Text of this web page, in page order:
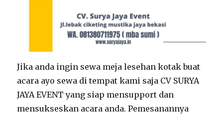
Jika anda ingin sewa meja lesehan kotak buat
acara ayo sewa di tempat kami saja CV SURYA
JAYA EVENT yang siap mensupport dan
mensukseskan acara anda. Pemesanannya